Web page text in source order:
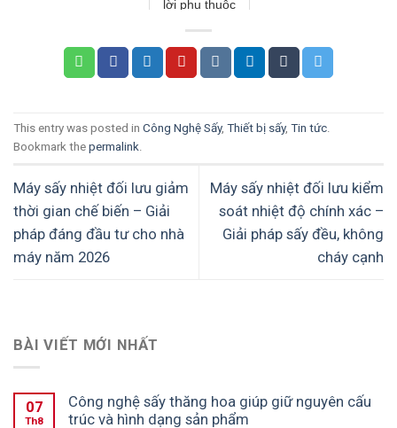
BÀI VIẾT MỚI NHẤT
07
Th8
Công nghệ sấy thăng hoa giúp giữ nguyên cấu
trúc và hình dạng sản phẩm
lời phụ thuộc
then chốt
This entry was posted in Công Nghệ Sấy, Thiết bị sấy, Tin tức.
Bookmark the permalink.
Máy sấy nhiệt đối lưu giảm
thời gian chế biến – Giải
pháp đáng đầu tư cho nhà
máy năm 2026
Máy sấy nhiệt đối lưu kiểm
soát nhiệt độ chính xác –
Giải pháp sấy đều, không
cháy cạnh